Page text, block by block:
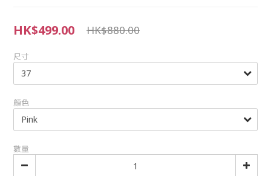
HK$499.00 HK$880.00
尺寸
顏色
數量